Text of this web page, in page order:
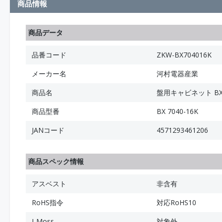
商品情報
商品データ
品番コード
ZKW-BX704016K
メーカー名
河村電器産業
商品名
盤用キャビネット
商品型番
BX 7040-16K
JANコード
4571293461206
商品スペック情報
アスベスト
非含有
RoHS指令
対応RoHS10